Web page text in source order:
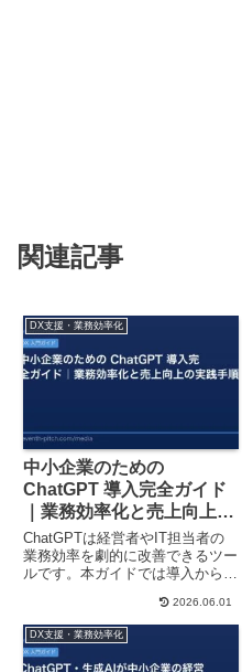
関連記事
DX支援・業務効率化
中小企業のための
ChatGPT 導入完全ガイド
｜業務効率化と売上向上の
実践手順
ChatGPTは経営者やIT担当者の
業務効率を劇的に改善できるツー
ルです。本ガイドでは導入から現
できる手順を具体的に解説しま
す。
2026.06.01
DX支援・業務効率化